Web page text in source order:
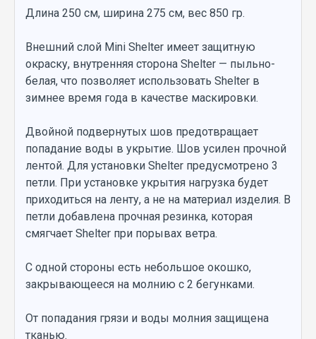
Длина 250 см, ширина 275 см, вес 850 гр.
Внешний слой Mini Shelter имеет защитную
окраску, внутренняя сторона Shelter — пыльно-
белая, что позволяет использовать Shelter в
зимнее время года в качестве маскировки.
Двойной подвернутых шов предотвращает
попадание воды в укрытие. Шов усилен прочной
лентой. Для установки Shelter предусмотрено 3
петли. При установке укрытия нагрузка будет
приходиться на ленту, а не на материал изделия. В
петли добавлена ​​прочная резинка, которая
смягчает Shelter при порывах ветра.
С одной стороны есть небольшое окошко,
закрывающееся на молнию с 2 бегунками.
От попадания грязи и воды молния защищена
тканью.